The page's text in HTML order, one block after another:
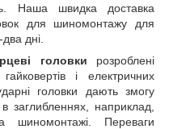
Наша швидка доставка
для шиномонтажу для
дні.
головки розроблені
і електричних
головки дають змогу
заглибленнях, наприклад,
шиномонтажі. Переваги